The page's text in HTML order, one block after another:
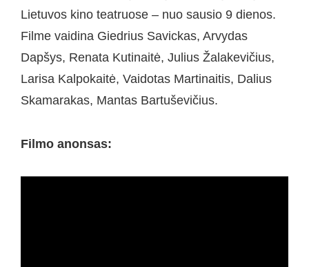
Lietuvos kino teatruose – nuo sausio 9 dienos.
Filme vaidina Giedrius Savickas, Arvydas
Dapšys, Renata Kutinaitė, Julius Žalakevičius,
Larisa Kalpokaitė, Vaidotas Martinaitis, Dalius
Skamarakas, Mantas Bartuševičius.
Filmo anonsas: